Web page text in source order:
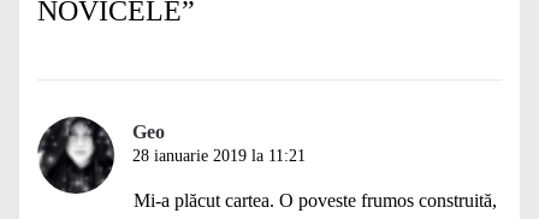
NOVICELE”
Geo
28 ianuarie 2019 la 11:21
Mi-a plăcut cartea. O poveste frumos construită,